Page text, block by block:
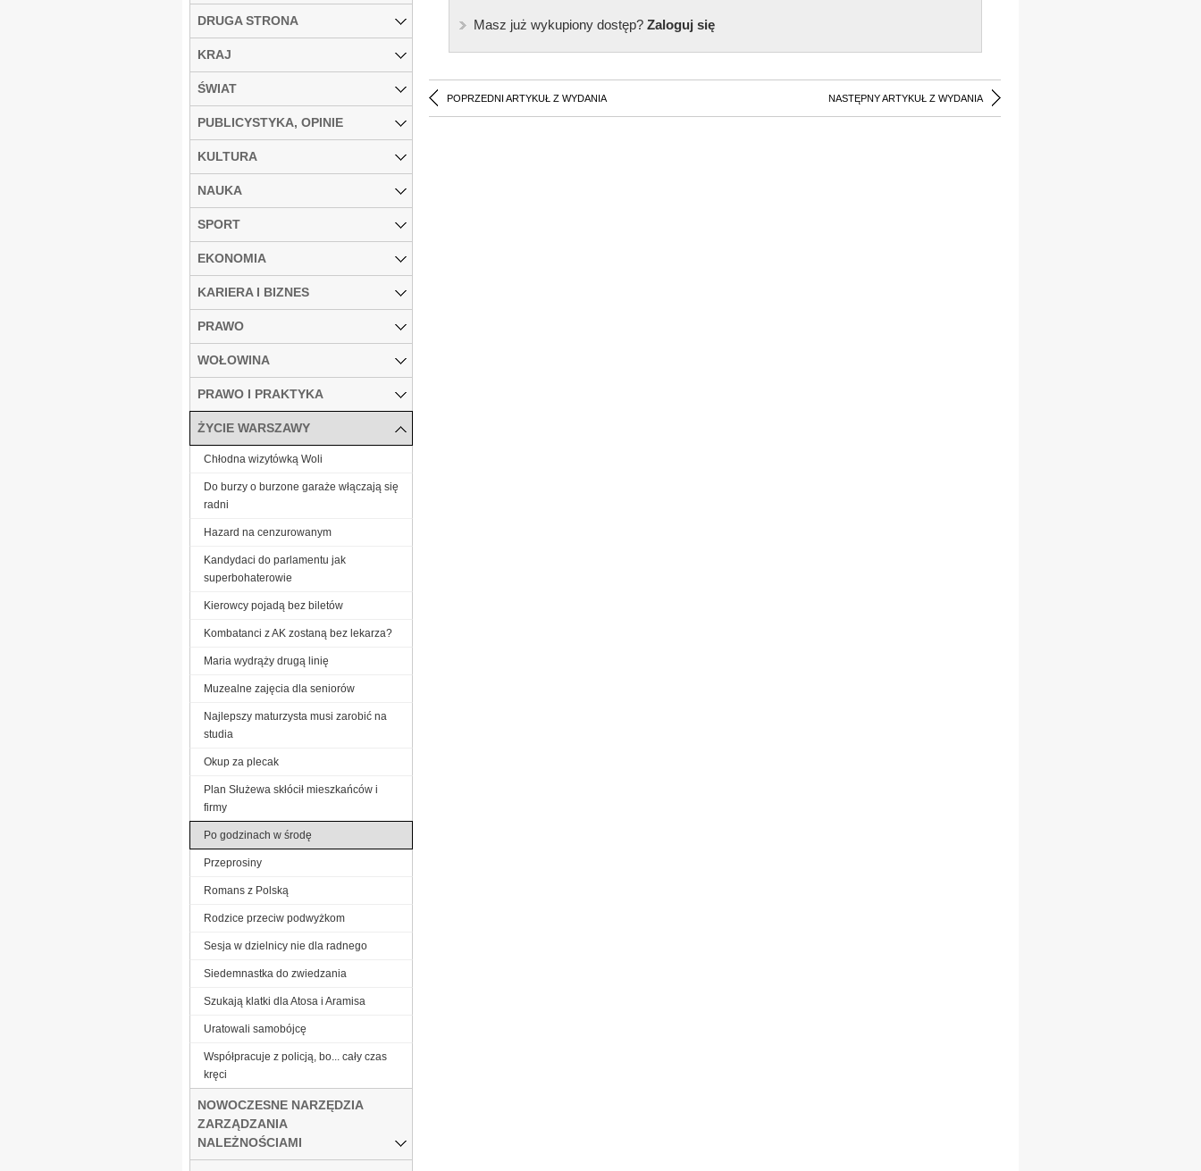
Masz już wykupiony dostęp?Zaloguj się
POPRZEDNI ARTYKUŁ Z WYDANIA NASTĘPNY ARTYKUŁ Z WYDANIA
DRUGA STRONA
KRAJ
ŚWIAT
PUBLICYSTYKA, OPINIE
KULTURA
NAUKA
SPORT
EKONOMIA
KARIERA I BIZNES
PRAWO
WOŁOWINA
PRAWO I PRAKTYKA
ŻYCIE WARSZAWY
Chłodna wizytówką Woli
Do burzy o burzone garaże włączają się
radni
Hazard na cenzurowanym
Kandydaci do parlamentu jak
superbohaterowie
Kierowcy pojadą bez biletów
Kombatanci z AK zostaną bez lekarza?
Maria wydrąży drugą linię
Muzealne zajęcia dla seniorów
Najlepszy maturzysta musi zarobić na
studia
Okup za plecak
Plan Służewa skłócił mieszkańców i
firmy
Po godzinach w środę
Przeprosiny
Romans z Polską
Ro­dzi­ce prze­ciw pod­wyż­kom
Sesja w dzielnicy nie dla radnego
Siedemnastka do zwiedzania
Szukają klatki dla Atosa i Aramisa
Ura­to­wa­li sa­mo­bój­cę
Współpracuje z policją, bo... cały czas
kręci
NOWOCZESNE NARZĘDZIA
ZARZĄDZANIA
NALEŻNOŚCIAMI